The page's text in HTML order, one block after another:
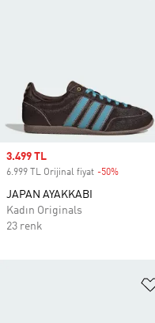
Sale price
3.499 TL
6.999 TL Orijinal fiyat -50%
JAPAN AYAKKABI
Kadın Originals
23 renk